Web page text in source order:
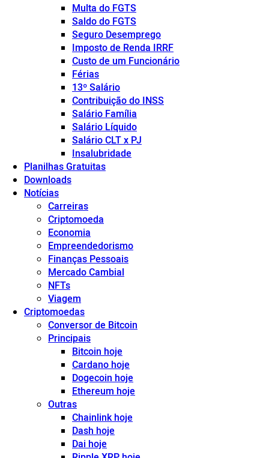
Multa do FGTS
Saldo do FGTS
Seguro Desemprego
Imposto de Renda IRRF
Custo de um Funcionário
Férias
13º Salário
Contribuição do INSS
Salário Família
Salário Líquido
Salário CLT x PJ
Insalubridade
Planilhas Gratuitas
Downloads
Notícias
Carreiras
Criptomoeda
Economia
Empreendedorismo
Finanças Pessoais
Mercado Cambial
NFTs
Viagem
Criptomoedas
Conversor de Bitcoin
Principais
Bitcoin hoje
Cardano hoje
Dogecoin hoje
Ethereum hoje
Outras
Chainlink hoje
Dash hoje
Dai hoje